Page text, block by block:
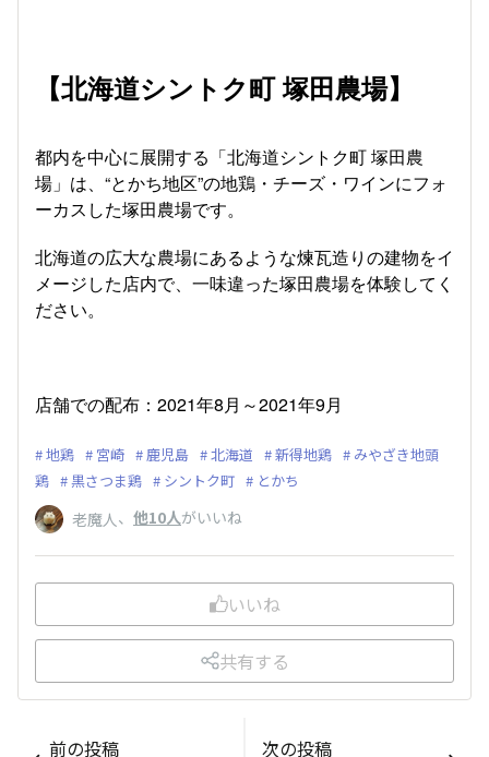
【北海道シントク町 塚田農場】
都内を中心に展開する「北海道シントク町 塚田農
場」は、“とかち地区”の地鶏・チーズ・ワインにフォ
ーカスした塚田農場です。
北海道の広大な農場にあるような煉瓦造りの建物をイ
メージした店内で、一味違った塚田農場を体験してく
ださい。
店舗での配布：2021年8月～2021年9月
地鶏 宮崎 鹿児島 北海道 新得地鶏
みやざき地頭
鶏
黒さつま鶏 シントク町 とかち
老魔人 、 他10人がいいね
いいね
共有する
前の投稿
次の投稿